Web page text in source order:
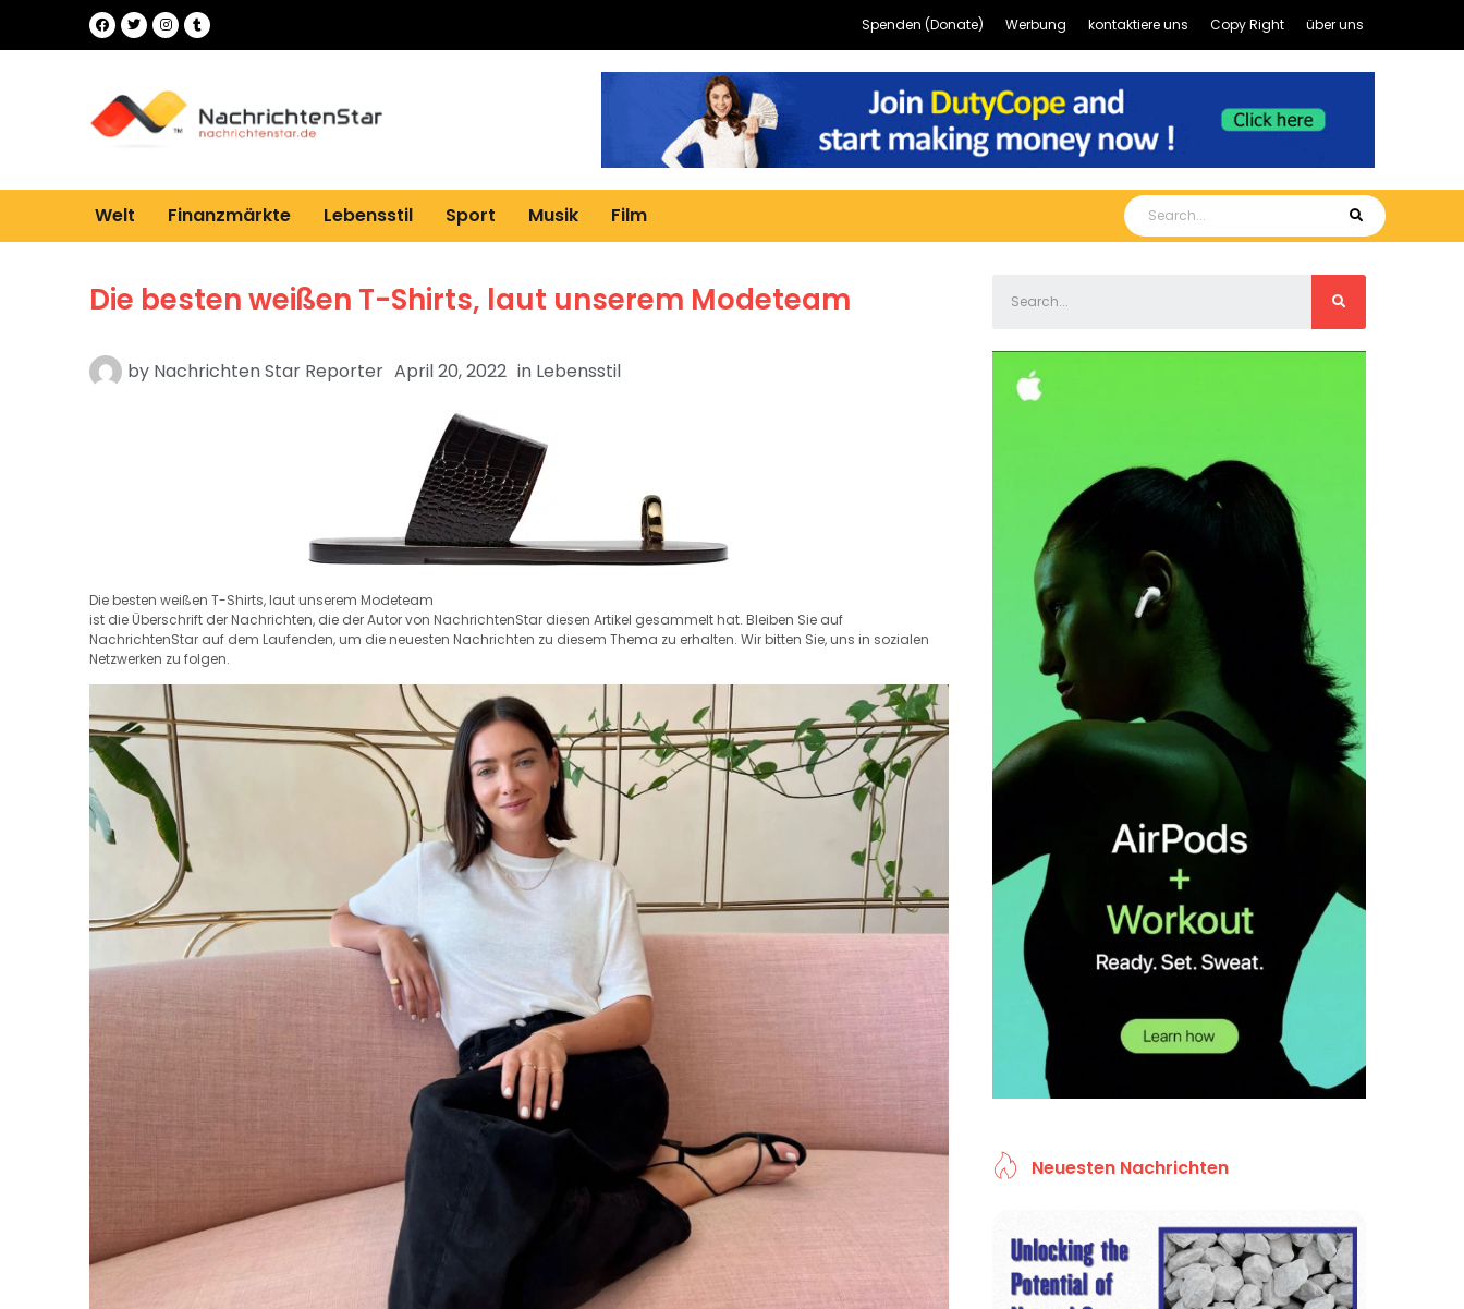
Spenden (Donate) Werbung kontaktiere uns Copy Right über uns
Welt Finanzmärkte Lebensstil Sport Musik Film
Die besten weißen T-Shirts, laut unserem Modeteam
by Nachrichten Star Reporter April 20, 2022 in Lebensstil
Die besten weißen T-Shirts, laut unserem Modeteam
ist die Überschrift der Nachrichten, die der Autor von NachrichtenStar diesen Artikel gesammelt hat. Bleiben Sie auf
NachrichtenStar auf dem Laufenden, um die neuesten Nachrichten zu diesem Thema zu erhalten. Wir bitten Sie, uns in sozialen
Netzwerken zu folgen.
Neuesten Nachrichten